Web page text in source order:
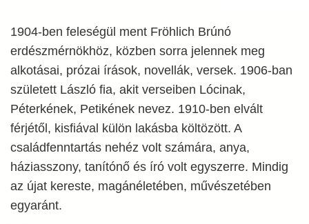
1904-ben feleségül ment Fröhlich Brúnó
erdészmérnökhöz, közben sorra jelennek meg
alkotásai, prózai írások, novellák, versek. 1906-ban
született László fia, akit verseiben Lócinak,
Péterkének, Petikének nevez. 1910-ben elvált
férjétől, kisfiával külön lakásba költözött. A
családfenntartás nehéz volt számára, anya,
háziasszony, tanítónő és író volt egyszerre. Mindig
az újat kereste, magánéletében, művészetében
egyaránt.